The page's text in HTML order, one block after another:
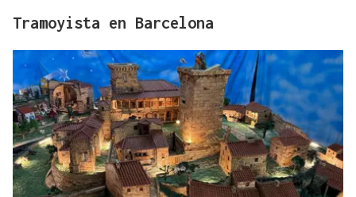
Tramoyista en Barcelona